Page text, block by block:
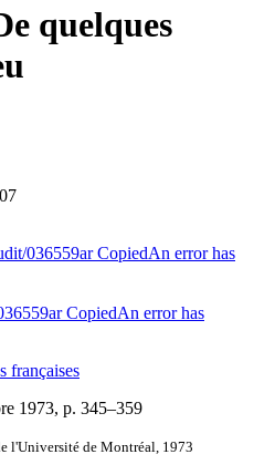
quelques
036559arCopiedAn error has
CopiedAn error has
françaises
1973, p. 345–359
l'Université de Montréal, 1973